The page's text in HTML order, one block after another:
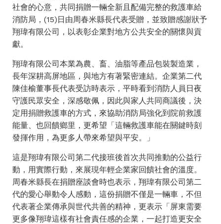
社會的心意，共同捐贈一輛全新且配備完整的救護車給
消防局，(15)日由周春米縣長代表受贈，並致贈感謝狀予
翔瑋有限公司，以表彰企業對地方公共安全的關懷與貢
獻。
翔瑋有限公司本業為農、畜、油脂等產品包裝製造業，
長年深耕高屏地區，與地方有著緊密連結。企業第二代
陳佳榆董事長代表受訪時表示，平時看到消防人員日夜
守護民眾安全，深感敬佩，因此與家人共同商議後，決
定用捐贈救護車的方式，來協助消防局強化到院前救護
能量、也回饋鄉里，更希望「這輛救護車能在關鍵時刻
發揮作用，為更多人帶來希望與平安。」
這是翔瑋有限公司第二代接班後首次共同推動的公益行
動，用實際行動，來展現年輕企業家回饋社會的溫度。
周春米縣長在捐贈座談會時也表示，翔瑋有限公司第二
代的愛心舉動令人感動，這份捐贈不僅是一輛車，不但
代表著企業傳承與世代共善的精神，更表示「屏東需要
更多像翔瑋這樣有社會責任感的企業，一起打造更安全